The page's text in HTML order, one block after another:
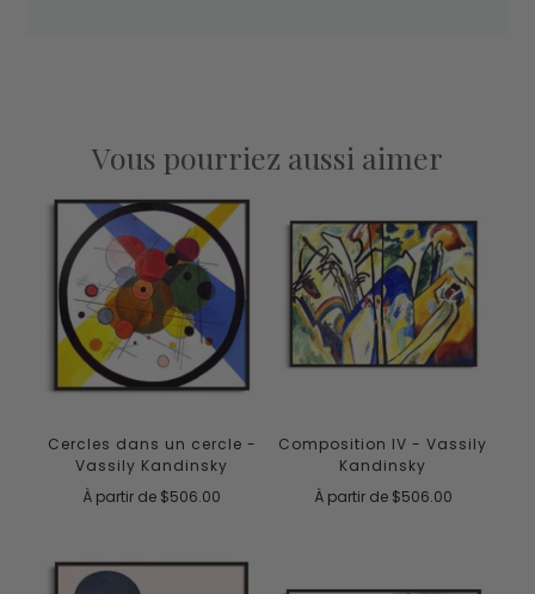
Vous pourriez aussi aimer
Cercles dans un cercle -
Vassily Kandinsky
À partir de $506.00
Composition IV - Vassily
Kandinsky
À partir de $506.00